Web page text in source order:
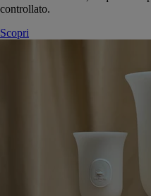
controllato.
Scopri